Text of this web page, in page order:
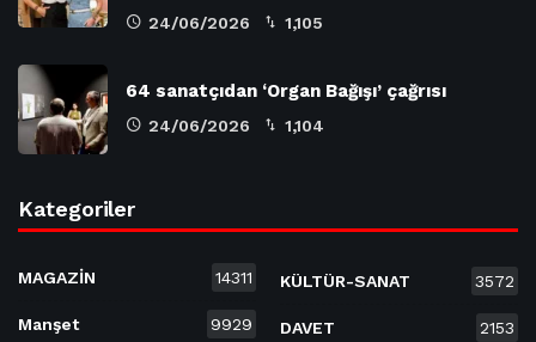
24/06/2026 1,105
64 sanatçıdan ‘Organ Bağışı’ çağrısı
24/06/2026 1,104
Kategoriler
MAGAZİN 14311
Manşet 9929
KÜLTÜR-SANAT 3572
DAVET 2153